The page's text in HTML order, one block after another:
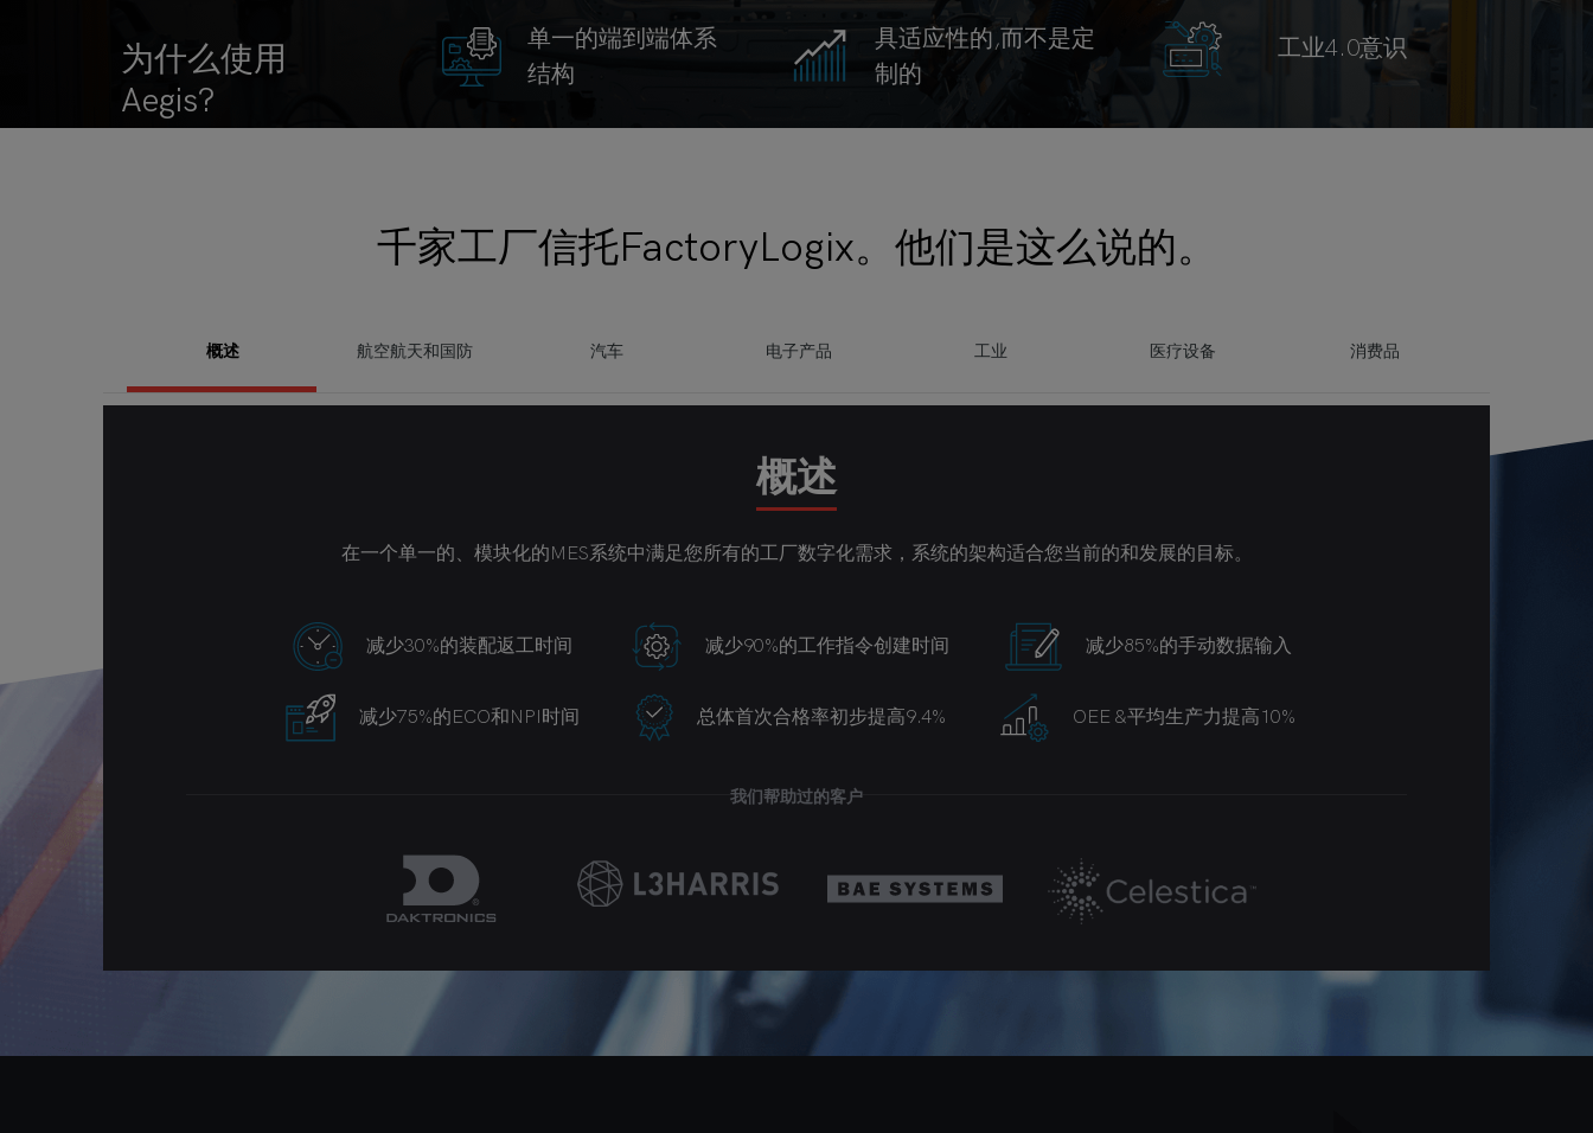
为什么使用
Aegis?
单一的端到端体系
结构
具适应性的,而不是定
制的
工业4.0意识
千家工厂信托FactoryLogix。他们是这么说的。
概述 航空航天和国防 汽车 电子产品 工业 医疗设备 消费品
概述
在一个单一的、模块化的MES系统中满足您所有的工厂数字化需求，系统的架构适合您当前的和发展的目标。
减少30%的装配返工时间 减少90%的工作指令创建时间 减少85%的手动数据输入
减少75%的ECO和NPI时间 总体首次合格率初步提高9.4% OEE &平均生产力提高10%
我们帮助过的客户
降低5%每百万次品 (DPMO) 仅仅四个月就实现了ROI 阅读案例研究
我们帮助过的客户
推动前所未有的创新
凭借FactoryLogix的强大能力，制造商正在降低保修和召回成本，提高质量和可追溯性，加强生产控制，减少返工，并满足监管要求。
降低成本 提高质量 阅读更多
我们帮助过的一些客户
收入增长和竞争优势 提高客户满意度 阅读案例研究
我们帮助过的一些客户
减少80%的手工数据输入 成功遵守行业法规 阅读案例研究
我们帮助过的一些客户
总体首次合格率初步提高9.4% 文档生成时间减少了90% 阅读案例研究
我们帮助过的一些客户
降低成本 积极的决策 视图的案例研究
我们帮助过的一些客户